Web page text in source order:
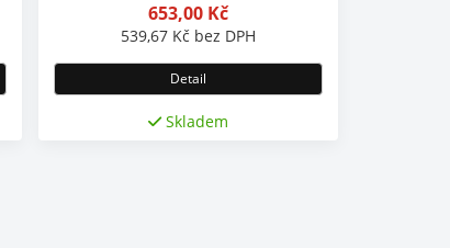
653,00 Kč
539,67 Kč bez DPH
Detail
Skladem